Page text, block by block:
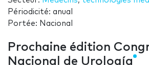
Périodicité: anual
Portée: Nacional
Prochaine édition
Nacional de Urología